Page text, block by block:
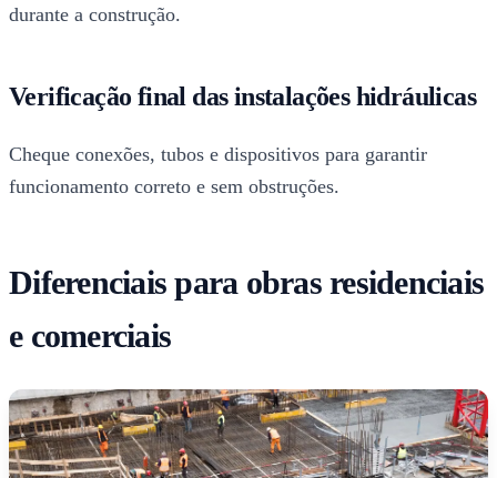
durante a construção.
Verificação final das instalações hidráulicas
Cheque conexões, tubos e dispositivos para garantir
funcionamento correto e sem obstruções.
Diferenciais para obras residenciais
e comerciais